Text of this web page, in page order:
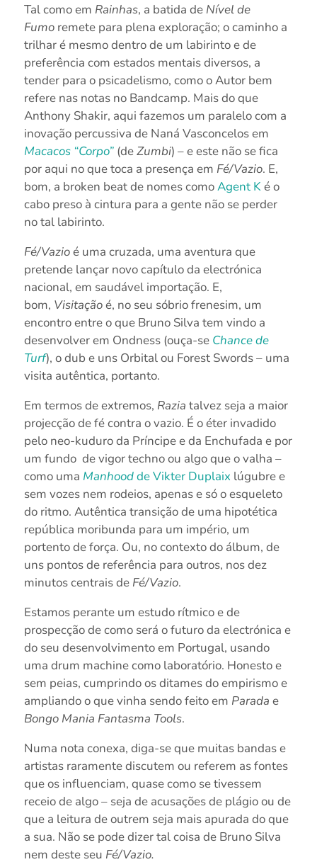
Tal como em Rainhas, a batida de Nível de
Fumo remete para plena exploração; o caminho a
trilhar é mesmo dentro de um labirinto e de
preferência com estados mentais diversos, a
tender para o psicadelismo, como o Autor bem
refere nas notas no Bandcamp. Mais do que
Anthony Shakir, aqui fazemos um paralelo com a
inovação percussiva de Naná Vasconcelos em
Macacos “Corpo” (deZumbi) – e este não se fica
por aqui no que toca a presença em Fé/Vazio. E,
bom, a broken beat de nomes comoAgent K é o
cabo preso à cintura para a gente não se perder
no tal labirinto.
Fé/Vazioé uma cruzada, uma aventura que
pretende lançar novo capítulo da electrónica
nacional, em saudável importação. E,
bom, Visitaçãoé, no seu sóbrio frenesim, um
encontro entre o que Bruno Silva tem vindo a
desenvolver em Ondness (ouça-se Chance de
Turf), o dub e uns Orbital ou Forest Swords – uma
visita autêntica, portanto.
Em termos de extremos, Razia talvez seja a maior
projecção de fé contra o vazio. É o éter invadido
pelo neo-kuduro da Príncipe e da Enchufada e por
um fundo de vigor techno ou algo que o valha –
como uma Manhoodde Vikter Duplaix lúgubre e
sem vozes nem rodeios, apenas e só o esqueleto
do ritmo. Autêntica transição de uma hipotética
república moribunda para um império, um
portento de força. Ou, no contexto do álbum, de
uns pontos de referência para outros, nos dez
minutos centrais de Fé/Vazio.
Estamos perante um estudo rítmico e de
prospecção de como será o futuro da electrónica e
do seu desenvolvimento em Portugal, usando
uma drum machine como laboratório. Honesto e
sem peias, cumprindo os ditames do empirismo e
ampliando o que vinha sendo feito em Parada e
Bongo Mania Fantasma Tools.
Numa nota conexa, diga-se que muitas bandas e
artistas raramente discutem ou referem as fontes
que os influenciam, quase como se tivessem
receio de algo – seja de acusações de plágio ou de
que a leitura de outrem seja mais apurada do que
a sua. Não se pode dizer tal coisa de Bruno Silva
nem deste seu Fé/Vazio.